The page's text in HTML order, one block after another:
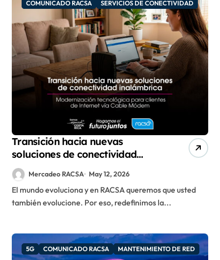
COMUNICADO RACSA SERVICIOS DE CONECTIVIDAD
Transición hacia nuevas
soluciones de conectividad
inalámbrica
Mercadeo RACSA May 12, 2026
El mundo evoluciona y en RACSA queremos que usted
también evolucione. Por eso, redefinimos la...
5G COMUNICADO RACSA MANTENIMIENTO DE RED